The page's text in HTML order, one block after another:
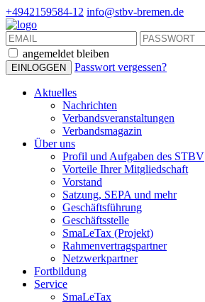
+4942159584-12 info@stbv-bremen.de
angemeldet bleiben
Passwort vergessen?
Aktuelles
Nachrichten
Verbandsveranstaltungen
Verbandsmagazin
Über uns
Profil und Aufgaben des STBV
Vorteile Ihrer Mitgliedschaft
Vorstand
Satzung, SEPA und mehr
Geschäftsführung
Geschäftsstelle
SmaLeTax (Projekt)
Rahmenvertragspartner
Netzwerkpartner
Fortbildung
Service
SmaLeTax